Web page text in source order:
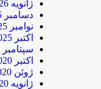
ژانویه 2026
دسامبر 2025
نوامبر 2025
اکتبر 2025
سپتامبر 2025
اکتبر 2020
ژوئن 2020
ژانویه 2020